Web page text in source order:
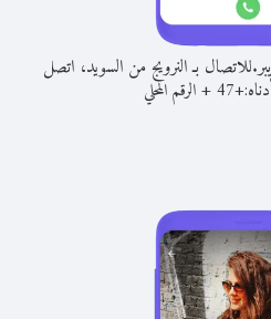
للاتصال بـ النرويج من السويد، اتصل
+
47
+الرقم المحلي